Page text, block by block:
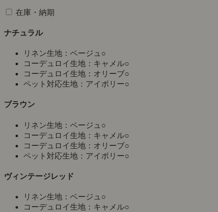
在庫・納期
ナチュラル
リネン生地：ベージュ ○
コーデュロイ生地：キャメル○
コーデュロイ生地：オリーブ○
ペット対応生地：アイボリー○
ブラウン
リネン生地：ベージュ ○
コーデュロイ生地：キャメル○
コーデュロイ生地：オリーブ○
ペット対応生地：アイボリー○
ヴィンテージレッド
リネン生地：ベージュ ○
コーデュロイ生地：キャメル○